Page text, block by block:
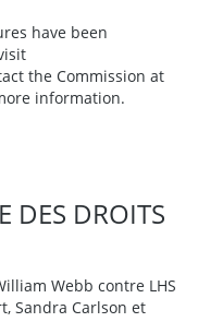
have been
the Commission at
information.
DES DROITS
Webb contre LHS
Sandra Carlson et